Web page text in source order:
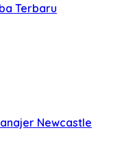
Terbaru
Newcastle